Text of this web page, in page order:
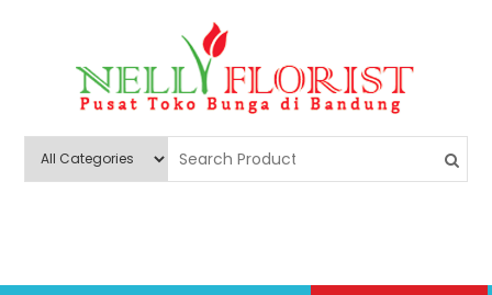
Nelly Florist Bandung